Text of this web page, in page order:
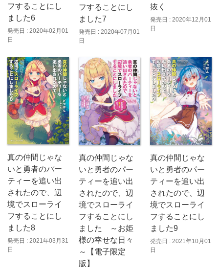
フすることにし
ました6
発売日 : 2020年02月01
日
フすることにし
ました7
発売日 : 2020年07月01
日
抜く
発売日 : 2020年12月01
日
真の仲間じゃな
いと勇者のパー
ティーを追い出
されたので、辺
境でスローライ
フすることにし
ました8
発売日 : 2021年03月31
日
真の仲間じゃな
いと勇者のパー
ティーを追い出
されたので、辺
境でスローライ
フすることにし
ました ～お姫
様の幸せな日々
～【電子限定
版】
真の仲間じゃな
いと勇者のパー
ティーを追い出
されたので、辺
境でスローライ
フすることにし
ました9
発売日 : 2021年10月01
日